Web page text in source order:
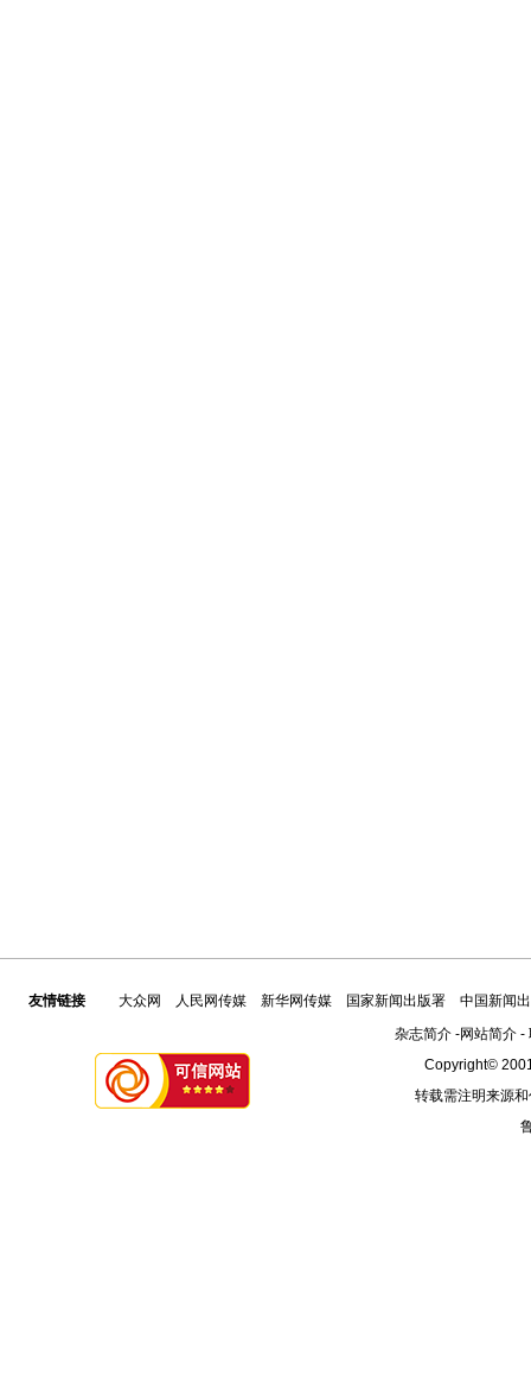
友情链接 大众网 人民网传媒 新华网传媒 国家新闻出版署
中国新闻
杂志简介-网站简介-
Copyright©
转载需注明来源